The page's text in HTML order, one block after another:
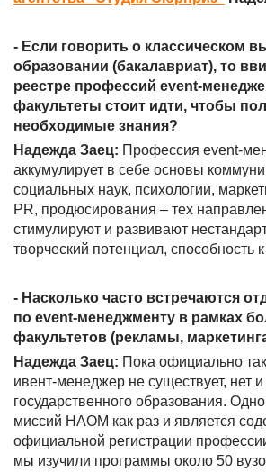
- Если говорить о классическом
образовании (бакалавриат), то
реестре профессий event-
факультеты стоит идти, чтобы
необходимые знания?
Надежда Заец: Профессия event-
аккумулирует в себе основы
социальных наук, психологии,
PR, продюсирования – тех
стимулируют и развивают
творческий потенциал, способность
- Насколько часто встречаются
по event-менеджменту в рамках
факультетов (рекламы,
Надежда Заец: Пока официально
ивент-менеджер не существует, нет
государственного образования.
миссий НАОМ как раз и является
официальной регистрации
мы изучили программы около 50